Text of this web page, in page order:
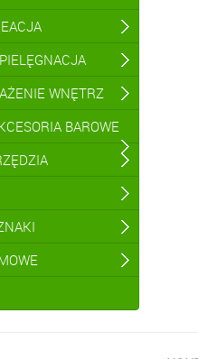
WNĘTRZ
BAROWE